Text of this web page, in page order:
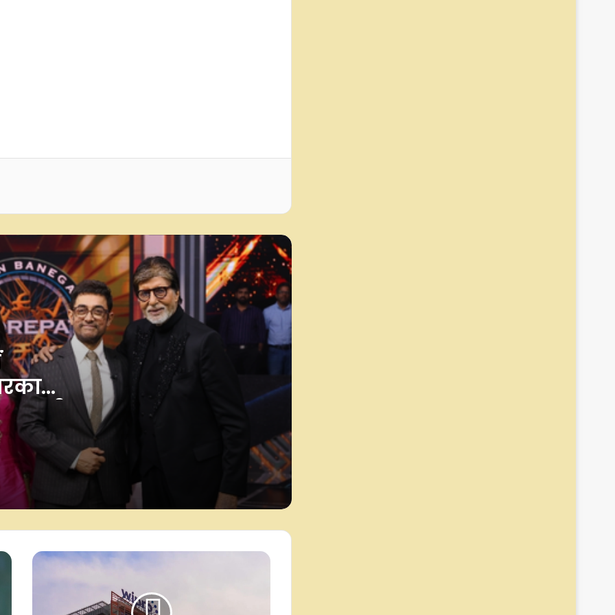
भी
रही हंसिका मोटवानी की फिल्मी और निजी
पूरे, कहा- जीवन के हर पड़ाव पर साथ देने
जेपीएससी-जेएसएसी विवाद: आंदोलित छात्रों
के बीच रांची पहुंचे पीयूष मिश्रा, बोले-
आपकी आवाज जायज, गाया ‘आरंभ है प्रचंड’
अभिनेत्री प्राजक्ता माली ने अपनाई वीगन
लाइफस्टाइल, मंदिर में आशीर्वाद लेकर
सुनाया फैसला
'द अलायंस' में दमदार परफॉर्मेंस के बाद
शिल्पा शिंदे ने फैंस को कहा शुक्रिया, श्रेया
की जीत पर जताई खुशी
सामंथा रुथ प्रभु ने फैंस के साथ शेयर की
मैटरनिटी मोमेंट्स की तस्वीरें, लिखा खास
अली गोनी की वजह से मेरे गेम में आया था
मोदी